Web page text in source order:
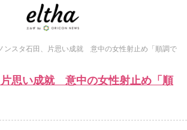
ンスタ石田、片思い成就 意中の女性射止め「順調で
片思い成就 意中の女性射止め「順